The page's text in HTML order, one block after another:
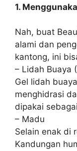
1.
Nah, buat
alami dan
kantong, ini
– Lidah Buaya
Gel lidah
menghidrasi
dipakai
– Madu
Selain enak di
Kandungan